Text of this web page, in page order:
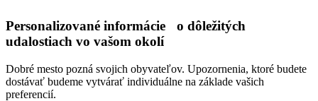
Personalizované informácie o dôležitých
udalostiach vo vašom okolí
Dobré mesto pozná svojich obyvateľov. Upozornenia, ktoré budete
dostávať budeme vytvárať individuálne na základe vašich
preferencií.